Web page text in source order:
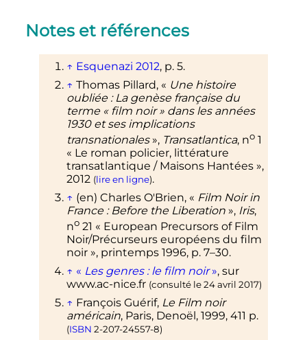
Notes et références
↑ Esquenazi 2012, p. 5.
↑ Thomas Pillard, « Une histoire
oubliée : La genèse française du
terme « film noir » dans les années
1930 et ses implications
transnationales », Transatlantica, no 1
« Le roman policier, littérature
transatlantique / Maisons Hantées »,
2012 (lire en ligne).
↑ (en) Charles O'Brien, « Film Noir in
France : Before the Liberation », Iris,
no 21 « European Precursors of Film
Noir/Précurseurs européens du film
noir », printemps 1996, p. 7–30.
↑ « Les genres : le film noir », sur
www.ac-nice.fr (consulté le24 avril 2017)
↑ François Guérif, Le Film noir
américain, Paris, Denoël, 1999, 411 p.
(ISBN 2-207-24557-8)